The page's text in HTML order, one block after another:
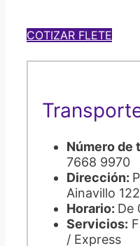
COTIZAR FLETE
Número de
7668 9970
Dirección:
Ainavillo
Horario: De
Servicios:
/ Express